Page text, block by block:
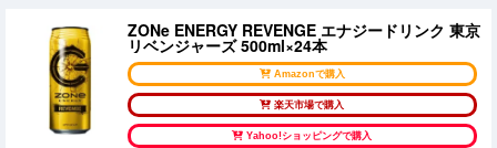
ZONe ENERGY REVENGE エナジードリンク 東京
リベンジャーズ 500ml×24本
Amazonで購入
楽天市場で購入
Yahoo!ショッピングで購入